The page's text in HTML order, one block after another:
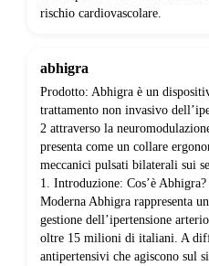
rischio cardiovascolare.
abhigra
Prodotto: Abhigra è un
trattamento non invasivo
2 attraverso la
presenta come un collare
meccanici pulsati bilaterali sui
1. Introduzione: Cos’è
Moderna Abhigra rappresenta
gestione dell’ipertensione
oltre 15 milioni di italiani. A
antipertensivi che agiscono sul